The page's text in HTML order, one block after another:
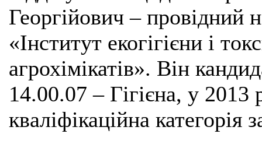
Георгійович ‒ провідний
«Інститут екогігієни і
агрохімікатів». Він
14.00.07 – Гігієна, у
кваліфікаційна категорія